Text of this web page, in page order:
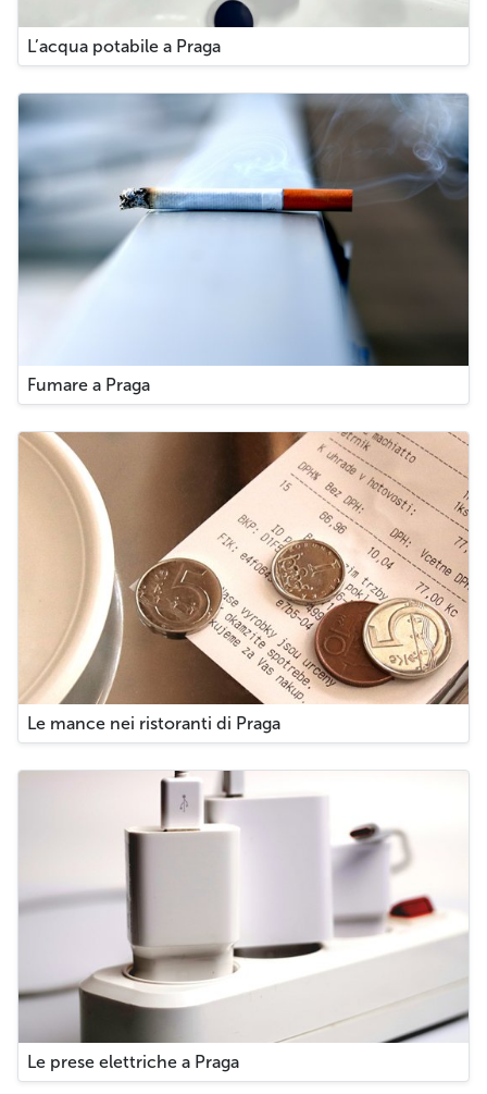
L’acqua potabile a Praga
Fumare a Praga
Le mance nei ristoranti di Praga
Le prese elettriche a Praga